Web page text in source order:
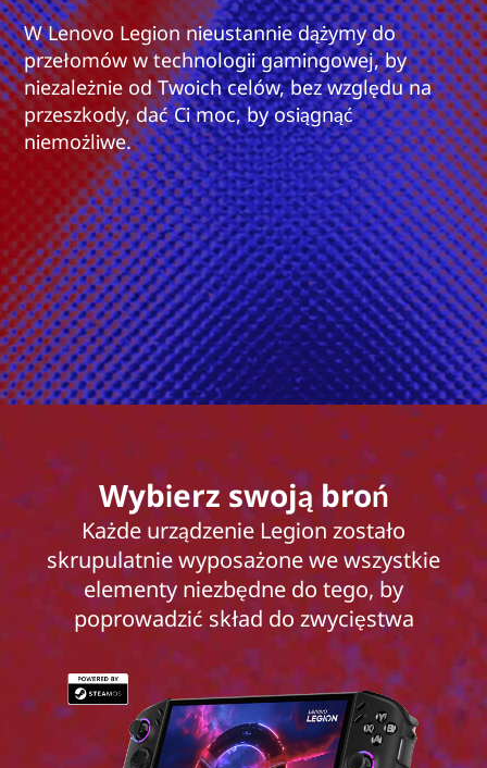
W Lenovo Legion nieustannie dążymy do
przełomów w technologii gamingowej, by
niezależnie od Twoich celów, bez względu na
przeszkody, dać Ci moc, by osiągnąć
niemożliwe.
Wybierz swoją broń
Każde urządzenie Legion zostało
skrupulatnie wyposażone we wszystkie
elementy niezbędne do tego, by
poprowadzić skład do zwycięstwa